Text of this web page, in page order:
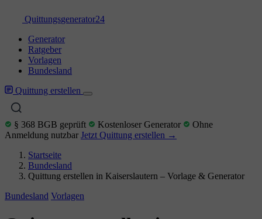
Quittungsgenerator24
Generator
Ratgeber
Vorlagen
Bundesland
Quittung erstellen
§ 368 BGB geprüft Kostenloser Generator
Ohne
Anmeldung nutzbar Jetzt Quittung erstellen →
Startseite
Bundesland
Quittung erstellen in Kaiserslautern – Vorlage & Generator
Bundesland Vorlagen